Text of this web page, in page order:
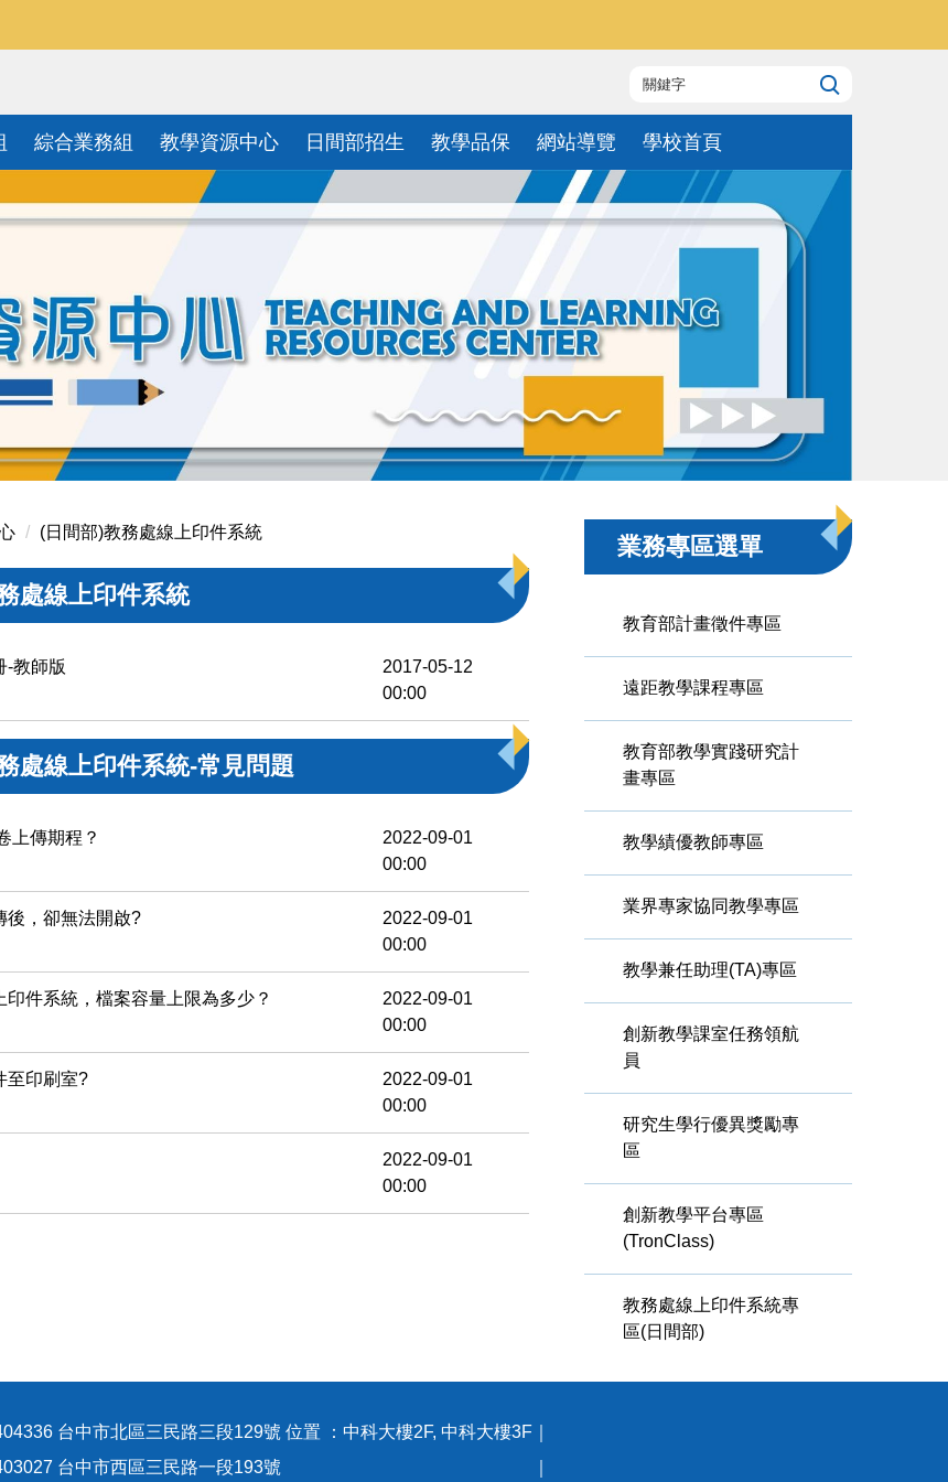
綜合業務組 教學資源中心 日間部招生 教學品保 網站導覽 學校首頁
(日間部)教務處線上印件系統
處線上印件系統
-教師版
2017-05-12
00:00
處線上印件系統-常見問題
上傳期程？
2022-09-01
00:00
後，卻無法開啟?
2022-09-01
00:00
印件系統，檔案容量上限為多少？
2022-09-01
00:00
至印刷室?
2022-09-01
00:00
2022-09-01
00:00
業務專區選單
教育部計畫徵件專區
遠距教學課程專區
教育部教學實踐研究計
畫專區
教學績優教師專區
業界專家協同教學專區
教學兼任助理(TA)專區
創新教學課室任務領航
員
研究生學行優異獎勵專
區
創新教學平台專區
(TronClass)
教務處線上印件系統專
區(日間部)
台中市北區三民路三段129號 位置 ：中科大樓2F, 中科大樓3F｜
：403027 台中市西區三民路一段193號 ｜